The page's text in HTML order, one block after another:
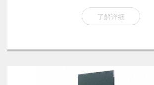
了解详细